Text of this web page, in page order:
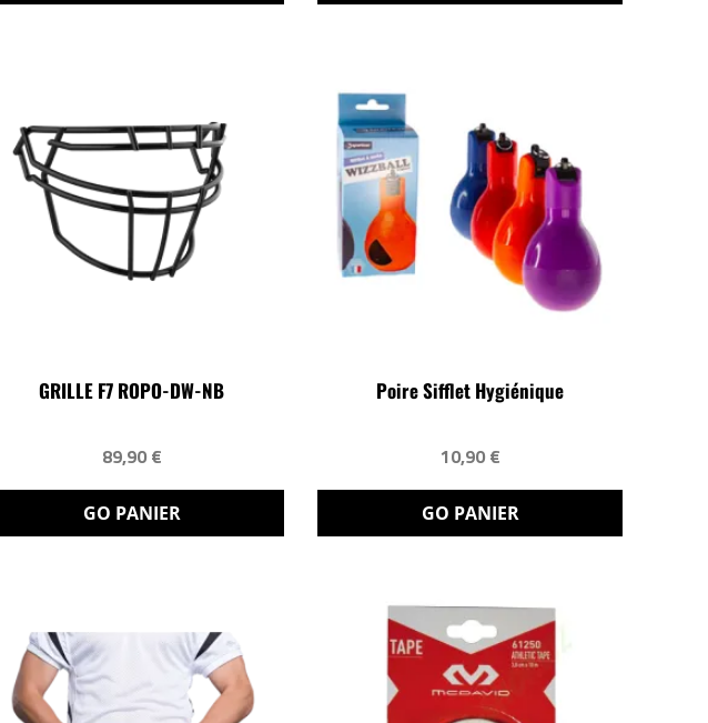
GRILLE F7 ROPO-DW-NB
89,90 €
GO PANIER
Poire Sifflet Hygiénique
10,90 €
GO PANIER